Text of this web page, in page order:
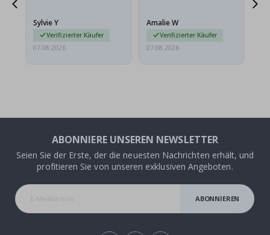
sie…
Sylvie Y
Verifizierter Käufer
07.08.2026
Amalie W
Verifizierter Käufer
07.08.2026
ABONNIERE UNSEREN NEWSLETTER
Seien Sie der Erste, der die neuesten Nachrichten erhält, und
profitieren Sie von unseren exklusiven Angeboten.
ABONNIEREN